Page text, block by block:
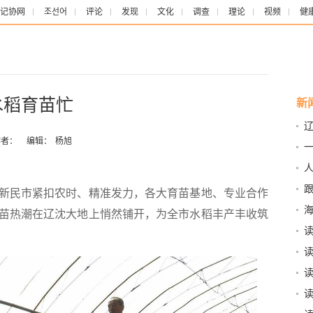
协网 조선어 评论 发现 文化 调查 理论 视频 健
育苗忙
： 编辑： 杨旭
市紧扣农时、精准发力，各大育苗基地、专业合作
热潮在辽沈大地上悄然铺开，为全市水稻丰产丰收筑
新
办
路
化